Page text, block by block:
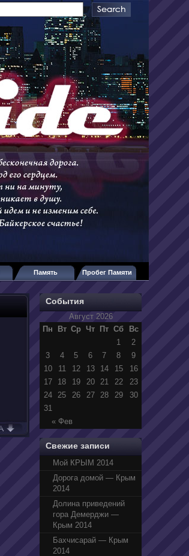
Память Пробег Памяти
События
Август 2026
Пн
Вт Ср Чт Пт Сб Вс
« Фев
1
2
3
4 5 6 7 8
9
10
11 12 13 14 15
16
17
18 19 20 21 22
23
24
25 26 27 28 29
30
31
Свежие записи
Мой КРЫМ 2014
Дорога домой — Крым
2014
Долина приведений
гора Демерджи —
Крым 2014
Бахчисарай — Крым
2014